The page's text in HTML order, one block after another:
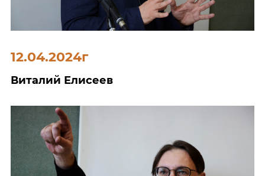
12.04.2024г
Виталий Елисеев